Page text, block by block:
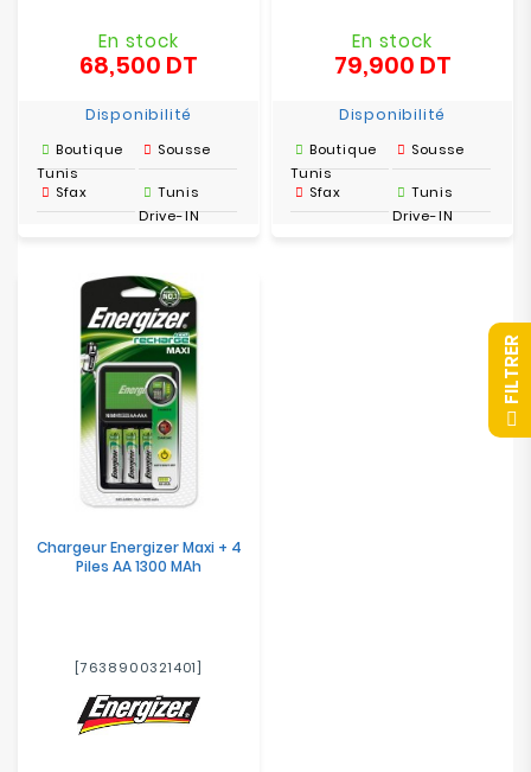
En stock
68,500 DT
Disponibilité
Boutique
Tunis
Sousse
Sfax
Tunis
Drive-IN
En stock
79,900 DTPrix
Disponibilité
Boutique
Tunis
Sousse
Sfax
Tunis
Drive-IN
Chargeur Energizer Maxi + 4
Piles AA 1300 MAh
[7638900321401]
R